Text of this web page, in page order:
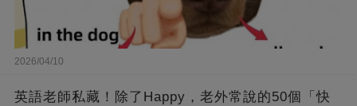
2026/04/10
英語老師私藏！除了Happy，老外常說的50個「快